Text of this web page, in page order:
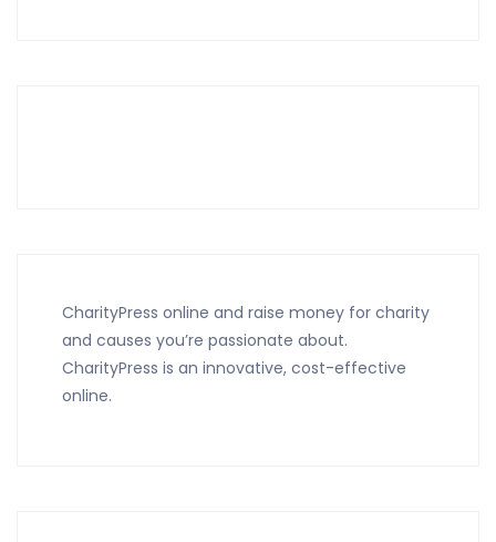
CharityPress online and raise money for charity
and causes you’re passionate about.
CharityPress is an innovative, cost-effective
online.